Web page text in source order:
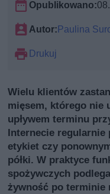
Opublikowano:
Autor: Paulina
Drukuj
Wielu klientów
mięsem, którego nie
upływem terminu
Internecie regularnie
etykiet czy
półki. W praktyce
spożywczych
żywność po terminie